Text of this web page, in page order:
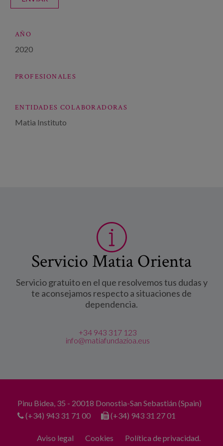
AÑO
2020
PROFESIONALES
ENTIDADES COLABORADORAS
Matia Instituto
Servicio Matia Orienta
Servicio gratuito en el que resolvemos tus dudas y
te aconsejamos respecto a situaciones de
dependencia.
+34 943 317 123
info@matiafundazioa.eus
Pinu Bidea, 35 - 20018 Donostia-San Sebastián (Spain)
(+34) 943 31 71 00
(+34) 943 31 27 01
Aviso legal Cookies Política de privacidad.